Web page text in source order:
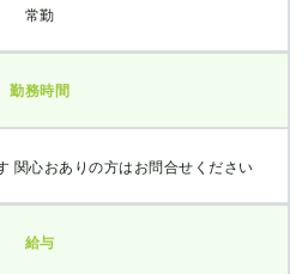
常勤
勤務時間
関心おありの方はお問合せください
給与